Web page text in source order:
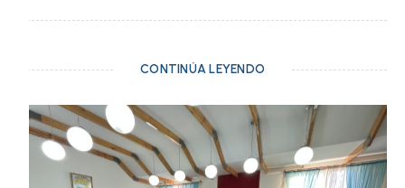
CONTINÚA LEYENDO